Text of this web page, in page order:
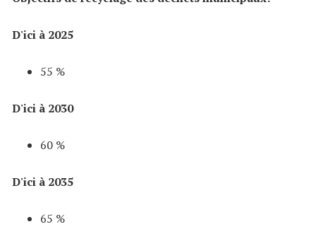
D'ici à 2025
55 %
D'ici à 2030
60 %
D'ici à 2035
65 %